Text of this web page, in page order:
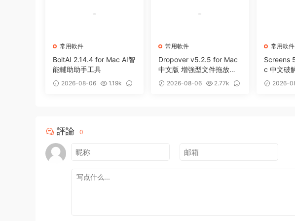
常用軟件
BoltAI 2.14.4 for Mac AI智
能輔助助手工具
2026-08-06
1.19k
常用軟件
Dropover v5.2.5 for Mac
中文版 增強型文件拖放暫
存備用整理工具
2026-08-06
2.77k
常用軟件
Screens
c 中文破
面客戶端
2026-
評論 0